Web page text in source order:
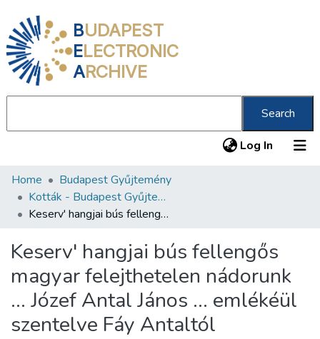
BUDAPEST
ELECTRONIC
ARCHIVE
Search
Log In (current)
Communities & Collections
All of DSpace
Home
Budapest Gyűjtemény
Kották - Budapest Gyűjtemény
Keserv' hangjai bús fellengős magyar felejthetelen nádorunk ... Józef Antal János ... emlékéül szentelve Fáy Antaltól
Keserv' hangjai bús fellengős
magyar felejthetelen nádorunk
... Józef Antal János ... emlékéül
szentelve Fáy Antaltól